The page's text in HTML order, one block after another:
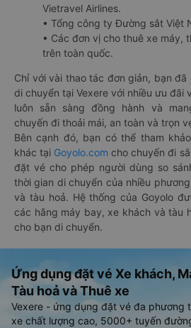
Vietravel Airlines.
• Tổng công ty Đường sắt Việt
• Các đơn vị cho thuê xe máy,
trên toàn quốc.
Chỉ với vài thao tác đơn giản, bạn
di chuyển tại Vexere với nhiều ưu đãi
luôn sẵn sàng đồng hành và
chuyến đi thoải mái, an toàn và trọn
Bên cạnh đó, bạn có thể tham
khác tại Goyolo.com cho chuyến đi
đặt vé cho phép người dùng so
thời gian di chuyển của nhiều
và tàu hoả. Hệ thống của Goyolo
các hãng máy bay, xe khách và tàu
cho bạn di chuyển.
Ứng dụng đặt vé Xe khách,
Tàu hoả và Thuê xe
Vexere - ứng dụng đặt vé đa phương
xe chất lượng cao, 5000+ tuyến